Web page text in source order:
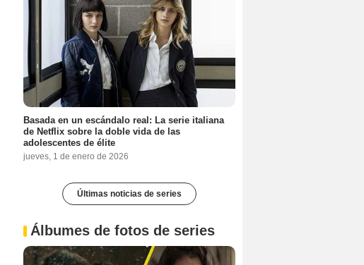
Basada en un escándalo real: La serie italiana
de Netflix sobre la doble vida de las
adolescentes de élite
jueves, 1 de enero de 2026
Últimas noticias de series
Álbumes de fotos de series